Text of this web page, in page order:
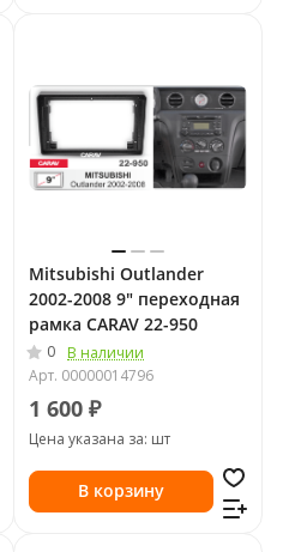
Mitsubishi Outlander
2002-2008 9" переходная
рамка CARAV 22-950
0
В наличии
Арт. 00000014796
1 600 ₽
Цена указана за: шт
В корзину